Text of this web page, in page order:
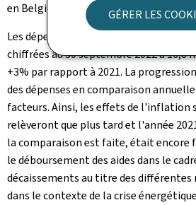
GÉRER LES
en Belgique.
Les dépenses totales de
chiffrées au 30 septembre 2022 à 16,8
+3% par rapport à 2021. La
des dépenses en comparaison
facteurs. Ainsi, les effets de l'inflation
relèveront que plus tard et l'année
la comparaison est faite, était encore
le déboursement des aides dans le
décaissements au titre des différentes
dans le contexte de la crise